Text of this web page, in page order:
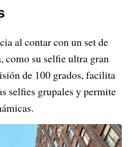
al contar con un set de
como su selfie ultra gran
de 100 grados, facilita
selfies grupales y permite